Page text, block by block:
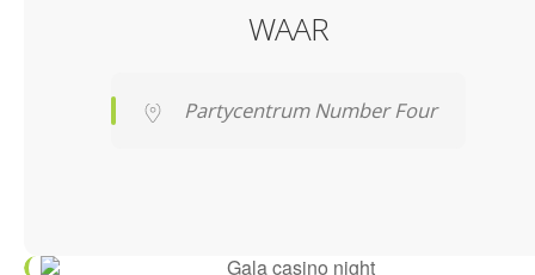
WAAR
Partycentrum Number Four